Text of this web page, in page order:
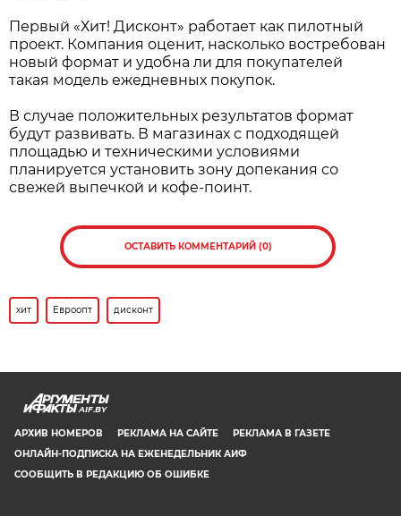
Первый «Хит! Дисконт» работает как пилотный
проект. Компания оценит, насколько востребован
новый формат и удобна ли для покупателей
такая модель ежедневных покупок.
В случае положительных результатов формат
будут развивать. В магазинах с подходящей
площадью и техническими условиями
планируется установить зону допекания со
свежей выпечкой и кофе-поинт.
ОСТАВИТЬ КОММЕНТАРИЙ (0)
хит Евроопт дисконт
AIF.BY
АРХИВ НОМЕРОВ РЕКЛАМА НА САЙТЕ
РЕКЛАМА В ГАЗЕТЕ
ОНЛАЙН-ПОДПИСКА НА ЕЖЕНЕДЕЛЬНИК АИФ
СООБЩИТЬ В РЕДАКЦИЮ ОБ ОШИБКЕ